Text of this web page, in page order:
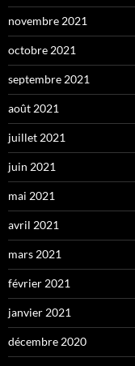
novembre 2021
octobre 2021
septembre 2021
août 2021
juillet 2021
juin 2021
mai 2021
avril 2021
mars 2021
février 2021
janvier 2021
décembre 2020